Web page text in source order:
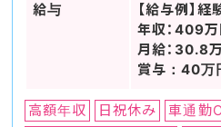
給与
【給与例】経
年収：409万
月給：30.8
賞与：40万
高額年収 日祝休み
車通勤